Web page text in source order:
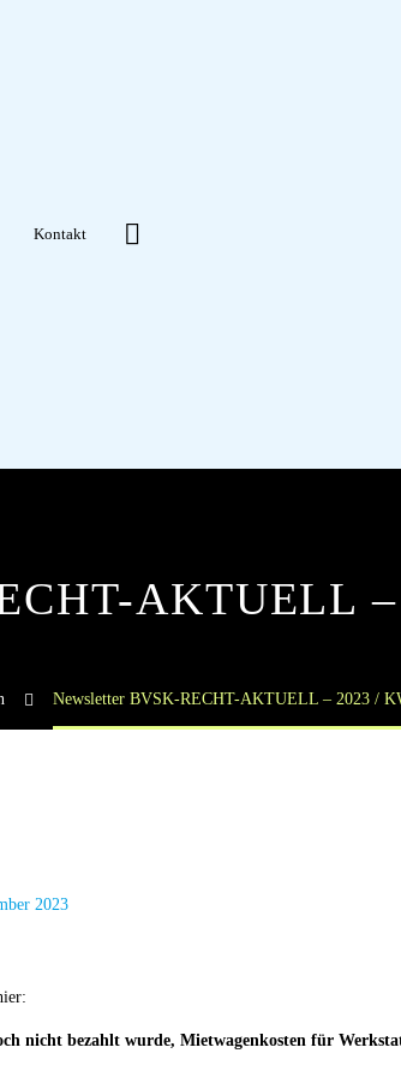
Kontakt
AKTUELL
Newsletter BVSK-RECHT-AKTUELL – 2023 /
2023
nicht bezahlt wurde, Mietwagenkosten für